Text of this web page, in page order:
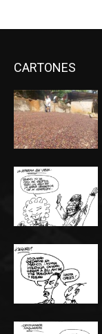
CARTONES